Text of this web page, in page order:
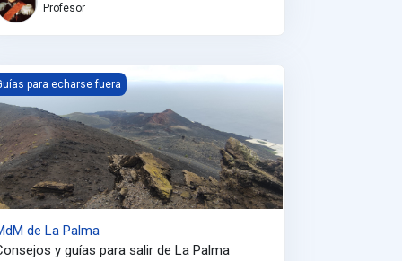
Profesor
de La Palma
para echarse fuera
de La Palma
y guías para salir de La Palma